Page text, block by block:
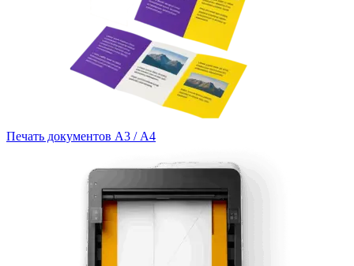
Печать документов А3 / А4